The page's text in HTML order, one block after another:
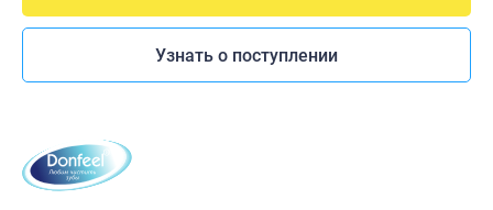
Узнать о поступлении